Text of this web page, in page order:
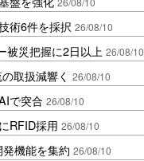
術6件を採択 26/08/10
被災把握に2日以上 26/08/10
取扱減響く 26/08/10
で突合 26/08/10
RFID採用 26/08/10
機能を集約 26/08/10